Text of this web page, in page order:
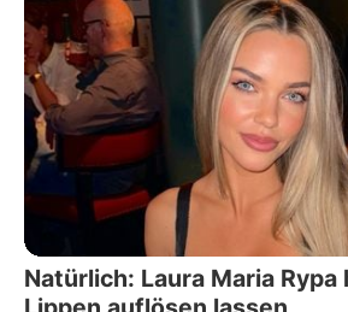
Natürlich: Laura Maria Rypa